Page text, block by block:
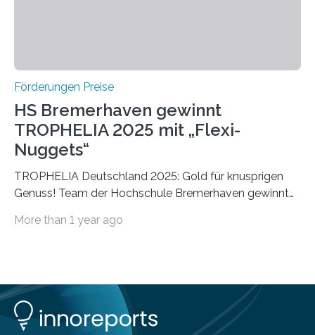
Förderungen Preise
HS Bremerhaven gewinnt
TROPHELIA 2025 mit „Flexi-
Nuggets“
TROPHELIA Deutschland 2025: Gold für knusprigen
Genuss! Team der Hochschule Bremerhaven gewinnt
ECOTROPHELIAMit der Produktidee “Flexi-Nuggets”
Studierende der Lebensmittelwissenschaften und
wurde zum 16. Mal durch den Forschungskreis der
Ernährungsindustrie e. V. (FEI) ausgerichtet. “Flexi-
More than 1 year ago